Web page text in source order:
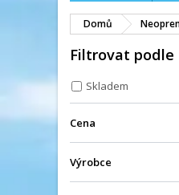
Domů
Filtrovat podle
Skladem
Cena
Výrobce